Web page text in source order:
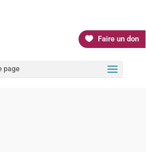
Faire un don
page